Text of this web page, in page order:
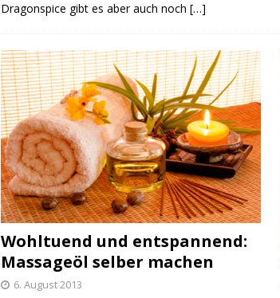
Dragonspice gibt es aber auch noch […]
Wohltuend und entspannend:
Massageöl selber machen
6. August 2013